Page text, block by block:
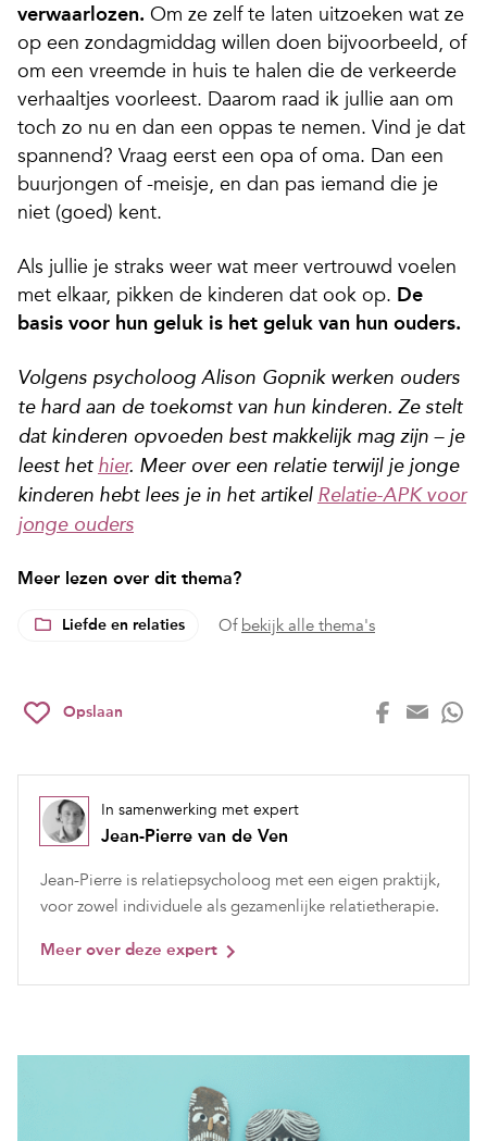
verwaarlozen. Om ze zelf te laten uitzoeken wat ze
op een zondagmiddag willen doen bijvoorbeeld, of
om een vreemde in huis te halen die de verkeerde
verhaaltjes voorleest. Daarom raad ik jullie aan om
toch zo nu en dan een oppas te nemen. Vind je dat
spannend? Vraag eerst een opa of oma. Dan een
buurjongen of -meisje, en dan pas iemand die je
niet (goed) kent.
Als jullie je straks weer wat meer vertrouwd voelen
met elkaar, pikken de kinderen dat ook op. De
basis voor hun geluk is het geluk van hun ouders.
Volgens psycholoog Alison Gopnik werken ouders
te hard aan de toekomst van hun kinderen. Ze stelt
dat kinderen opvoeden best makkelijk mag zijn – je
leest het hier. Meer over een relatie terwijl je jonge
kinderen hebt lees je in het artikel Relatie-APK voor
jonge ouders
Meer lezen over dit thema?
Liefde en relaties Of bekijk alle thema's
Opslaan
In samenwerking met expert
Jean-Pierre van de Ven
Jean-Pierre is relatiepsycholoog met een eigen praktijk,
voor zowel individuele als gezamenlijke relatietherapie.
Meer over deze expert